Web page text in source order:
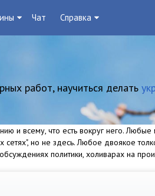
Чат Справка
работ, научиться делать
и всему, что есть вокруг него.
но не здесь. Любое двоякое
политики, холиварах на